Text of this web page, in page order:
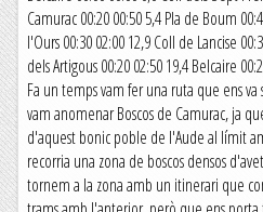
Camurac 00:20 00:50 5,4 Pla de Boum
l'Ours 00:30 02:00 12,9 Coll de Lancise
dels Artigous 00:20 02:50 19,4 Belcaire
Fa un temps vam fer una ruta que ens
vam anomenar Boscos de Camurac, ja
d'aquest bonic poble de l'Aude al límit
recorria una zona de boscos densos
tornem a la zona amb un itinerari que